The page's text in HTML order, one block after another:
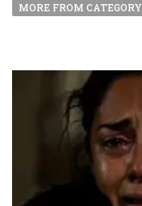
MORE FROM CATEGORY